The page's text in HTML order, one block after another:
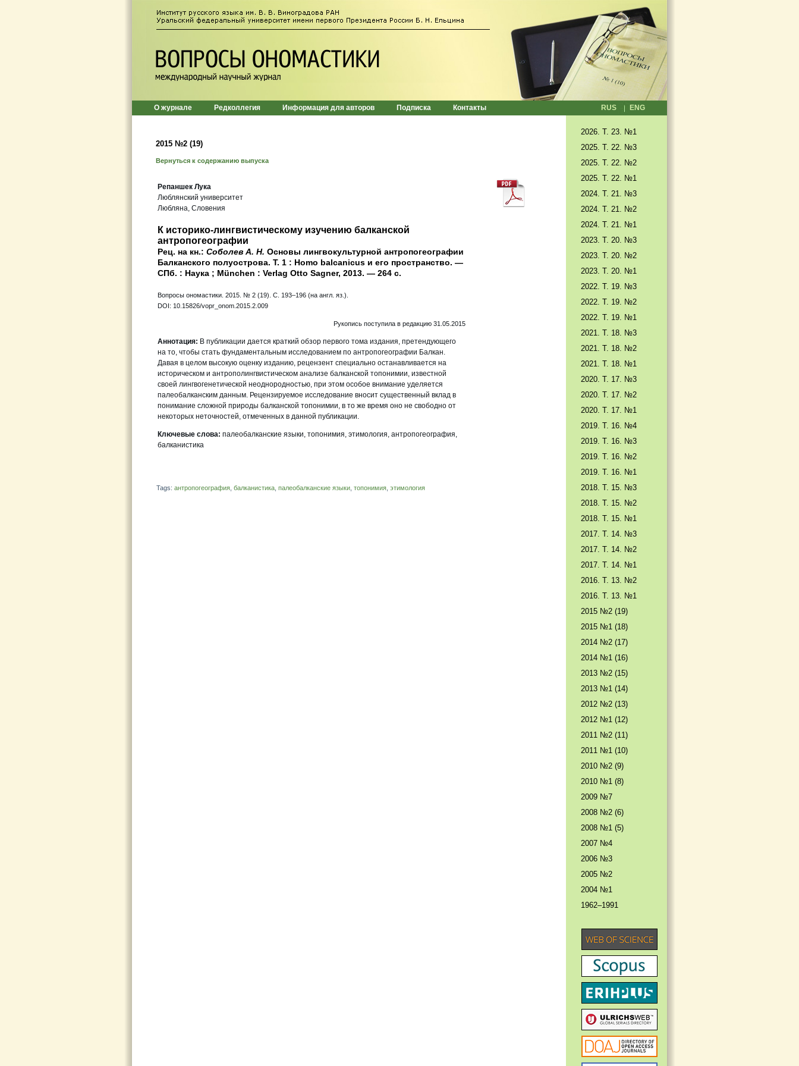
О журнале Редколлегия Информация для авторов Подписка Контакты RUS ENG
2015 №2 (19)
Вернуться к содержанию выпуска
Репаншек Лука
Люблянский университет
Любляна, Словения
К историко-лингвистическому изучению балканской
антропогеографии
Рец. на кн.: Соболев А. Н. Основы лингвокультурной антропогеографии
Балканского полуострова. Т. 1 : Homo balcanicus и его пространство. —
СПб. : Наука ; München : Verlag Otto Sagner, 2013. — 264 с.
Вопросы ономастики. 2015. № 2 (19). C. 193–196 (на англ. яз.).
DOI: 10.15826/vopr_onom.2015.2.009
Рукопись поступила в редакцию 31.05.2015
Аннотация: В публикации дается краткий обзор первого тома издания, претендующего
на то, чтобы стать фундаментальным исследованием по антропогеографии Балкан.
Давая в целом высокую оценку изданию, рецензент специально останавливается на
историческом и антрополингвистическом анализе балканской топонимии, известной
своей лингвогенетической неоднородностью, при этом особое внимание уделяется
палеобалканским данным. Рецензируемое исследование вносит существенный вклад в
понимание сложной природы балканской топонимии, в то же время оно не свободно от
некоторых неточностей, отмеченных в данной публикации.
Ключевые слова: палеобалканские языки, топонимия, этимология, антропогеография,
балканистика
Tags: антропогеография балканистика палеобалканские языки топонимия этимология
2026. T. 23. №1
2025. T. 22. №3
2025. Т. 22. №2
2025. Т. 22. №1
2024. Т. 21. №3
2024. Т. 21. №2
2024. Т. 21. №1
2023. Т. 20. №3
2023. Т. 20. №2
2023. Т. 20. №1
2022. Т. 19. №3
2022. Т. 19. №2
2022. Т. 19. №1
2021. Т. 18. №3
2021. Т. 18. №2
2021. Т. 18. №1
2020. Т. 17. №3
2020. Т. 17. №2
2020. Т. 17. №1
2019. Т. 16. №4
2019. Т. 16. №3
2019. Т. 16. №2
2019. Т. 16. №1
2018. Т. 15. №3
2018. Т. 15. №2
2018. Т. 15. №1
2017. T. 14. №3
2017. T. 14. №2
2017. T. 14. №1
2016. T. 13. №2
2016. T. 13. №1
2015 №2 (19)
2015 №1 (18)
2014 №2 (17)
2014 №1 (16)
2013 №2 (15)
2013 №1 (14)
2012 №2 (13)
2012 №1 (12)
2011 №2 (11)
2011 №1 (10)
2010 №2 (9)
2010 №1 (8)
2009 №7
2008 №2 (6)
2008 №1 (5)
2007 №4
2006 №3
2005 №2
2004 №1
1962–1991